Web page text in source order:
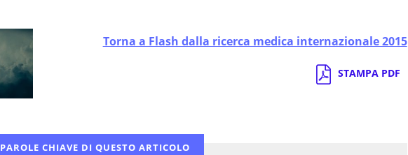
Torna a Flash dalla ricerca medica internazionale 2015
STAMPA PDF
PAROLE CHIAVE DI QUESTO ARTICOLO